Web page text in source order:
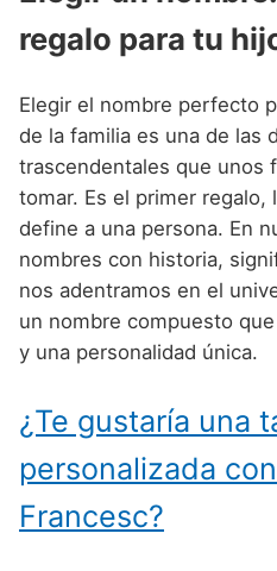
Nombres de niño
Nombres de niño
Nombres de niño
Nombres de niño
Nombres de niño
Nombres de niño
Nombres de niño
Nombres de
Nombres de
Nombres de
Nombres de
Nombres de
Nombres de
Nombres de
Nombres de
Nombres de
Nombres de
Nombres de
Nombres de
Nombres de
Nombres de
Nombres de
Nombres de
Nombres de
Nombres de Niño
Nombres de
Nombres de
Nombres de
Nombres de
Nombres de
regalo para tu
Elegir el nombre perfecto
de la familia es una de las
trascendentales que unos
tomar. Es el primer regalo,
define a una persona. En
nombres con historia,
nos adentramos en el
un nombre compuesto
y una personalidad única.
¿Te gustaría una
personalizada
Francesc?